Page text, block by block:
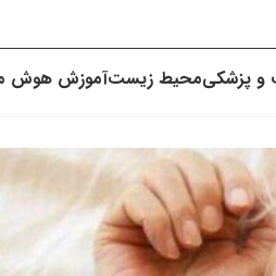
و پزشکیمحیط زیستآموزش هوش